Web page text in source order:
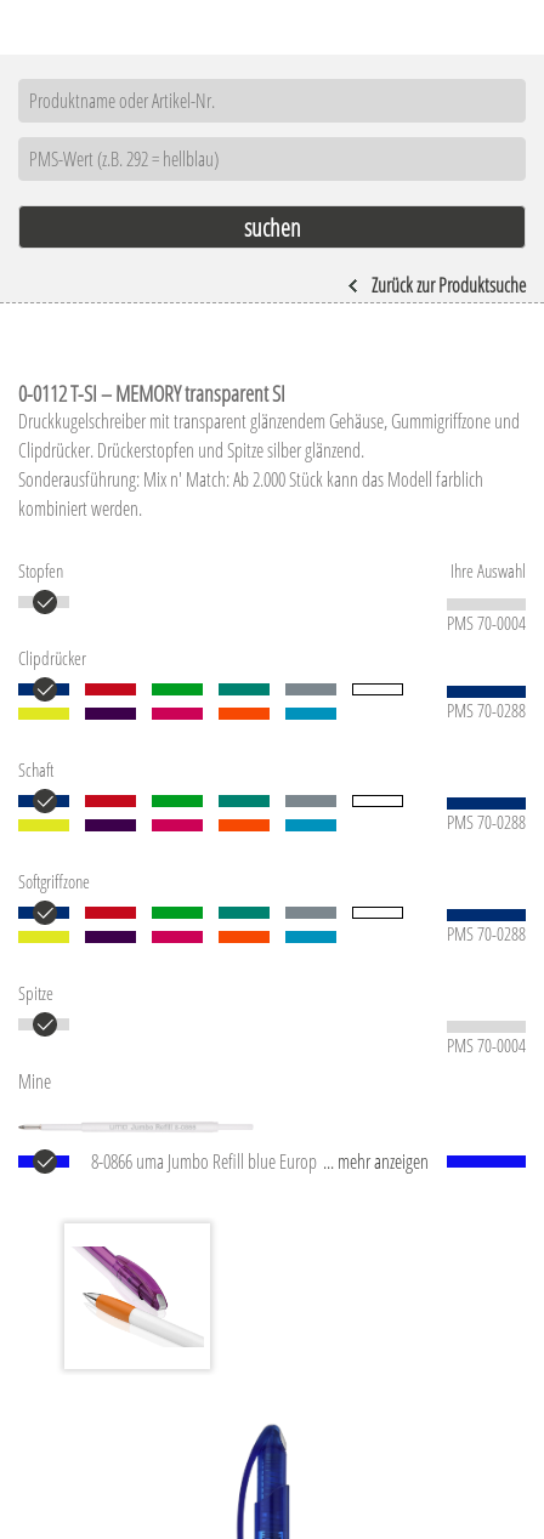
Zurück zur Produktsuche
0-0112 T-SI – MEMORY transparent SI
Druckkugelschreiber mit transparent glänzendem Gehäuse, Gummigriffzone und
Clipdrücker. Drückerstopfen und Spitze silber glänzend.
Sonderausführung: Mix n' Match: Ab 2.000 Stück kann das Modell farblich
kombiniert werden.
Ihre Auswahl
Stopfen
PMS 70-0004
Clipdrücker
PMS 70-0288
Schaft
PMS 70-0288
Softgriffzone
PMS 70-0288
Spitze
PMS 70-0004
Mine
8-0866 uma Jumbo Refill blue Europäische Jumbo
Schreibspitze und Wolfram-Karbid-Kugel (1,0 mm).
Schreibleistung: ca. 2.500 m. Deutsche Schreibpaste
von Dokumental
dokumentenecht.
... mehr anzeigen